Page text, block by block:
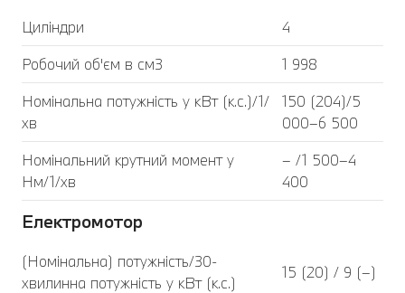
Циліндри
4
Робочий об'єм в см3
1 998
Номінальна потужність у кВт (к.с.)/1/
хв
150 (204)/5
000–6 500
Номінальний крутний момент у
Нм/1/хв
– /1 500–4
400
Електромотор
(Номінальна) потужність/30-
хвилинна потужність у кВт (к.с.)
15 (20) / 9 (–)